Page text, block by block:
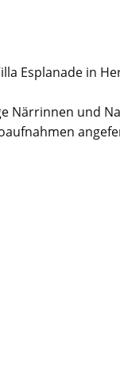
Esplanade in
Närrinnen und